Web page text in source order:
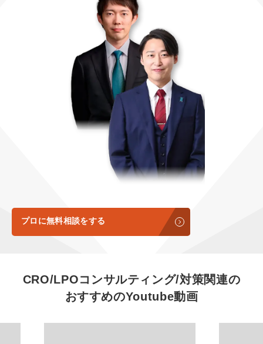
定額制営業代行『カリトルくん』
定額制採用代行・RPO『トルトルくん』
営業改善特化の動画制作『動画でカリトルくん』
定額LINE運用代行『LINEマキトルくん』
格安でAI導入支援『あいのりAI』
拡散付1日密着動画制作『まるごと社長』
1本無料で記事を制作『SEOトライアル』
定額制LP制作・改善『最強LP』
採用YouTubeチャンネル構築『トリトル』
YouTubeディレクター
会社概要・役員紹介
ミッション・ビジョン・バリュー
代表メッセージ（岩野圭佑）
認定パートナー
正社員
プロに無料相談をする
CRO/LPOコンサルティング/対策関連の
おすすめのYoutube動画